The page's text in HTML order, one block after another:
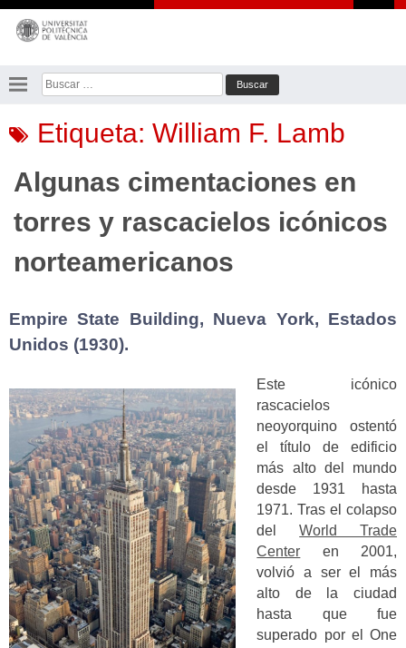
Saltar
contenido
Buscar:
Etiqueta: William F. Lamb
Algunas cimentaciones en
torres y rascacielos icónicos
norteamericanos
Empire State Building, Nueva York, Estados
Unidos (1930).
Este icónico
rascacielos
neoyorquino ostentó
el título de edificio
más alto del mundo
desde 1931 hasta
1971. Tras el colapso
delWorld Trade
Center en 2001,
volvió a ser el más
alto de la ciudad
hasta que fue
superado por el One